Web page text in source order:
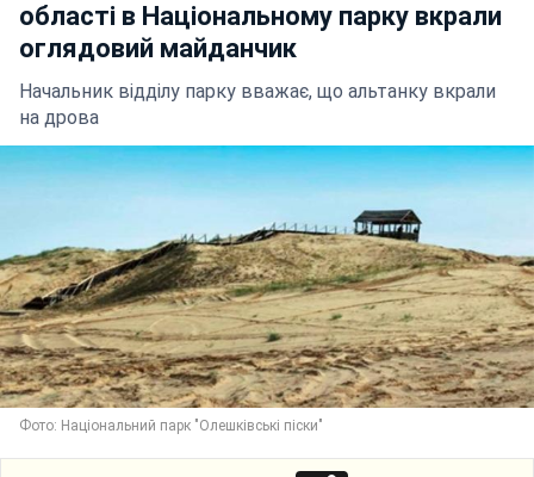
області в Національному парку вкрали
оглядовий майданчик
Начальник відділу парку вважає, що альтанку вкрали
на дрова
Фото: Національний парк "Олешківські піски"